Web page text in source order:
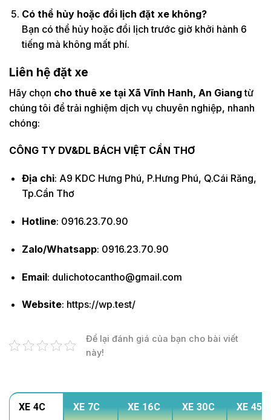
Có thể hủy hoặc đổi lịch đặt xe không?
Bạn có thể hủy hoặc đổi lịch trước giờ khởi hành 6
tiếng mà không mất phí.
Liên hệ đặt xe
Hãy chọn cho thuê xe tại Xã Vĩnh Hanh, An Giangtừ
chúng tôi để trải nghiệm dịch vụ chuyên nghiệp, nhanh
chóng:
CÔNG TY DV&DL BÁCH VIỆT CẦN THƠ
Địa chỉ: A9 KDC Hưng Phú, P.Hưng Phú, Q.Cái Răng,
Tp.Cần Thơ
Hotline: 0916.23.70.90
Zalo/Whatsapp: 0916.23.70.90
Email: dulichotocantho@gmail.com
Website: https://wp.test/
Để lại đánh giá của bạn cho bài viết
này!
XE 4C XE 7C XE 16C XE 30C XE 45C